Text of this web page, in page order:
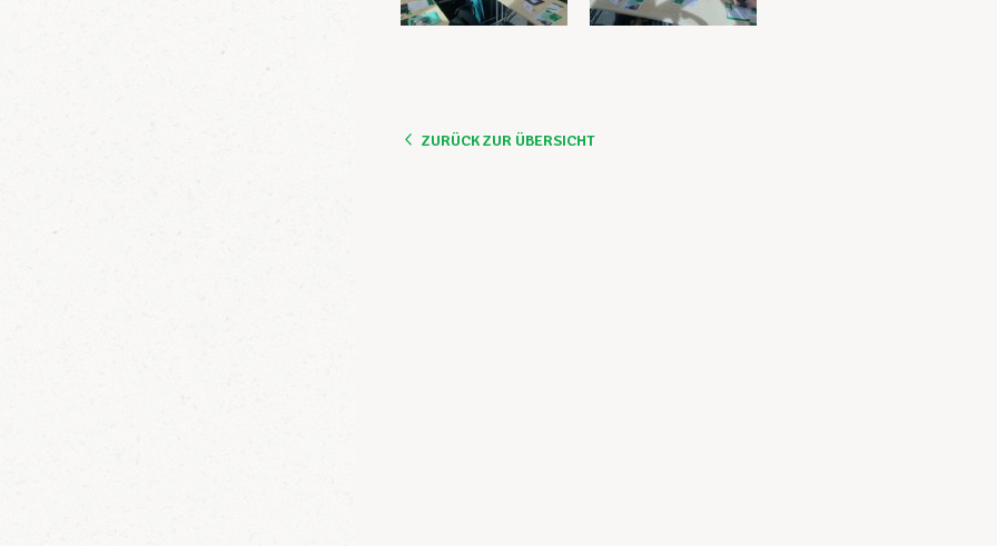
ZURÜCK ZUR ÜBERSICHT